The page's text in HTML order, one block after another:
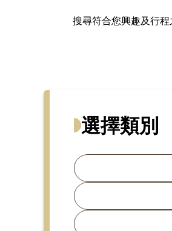
搜尋符合您興趣及行程
搜尋文章
選擇類別